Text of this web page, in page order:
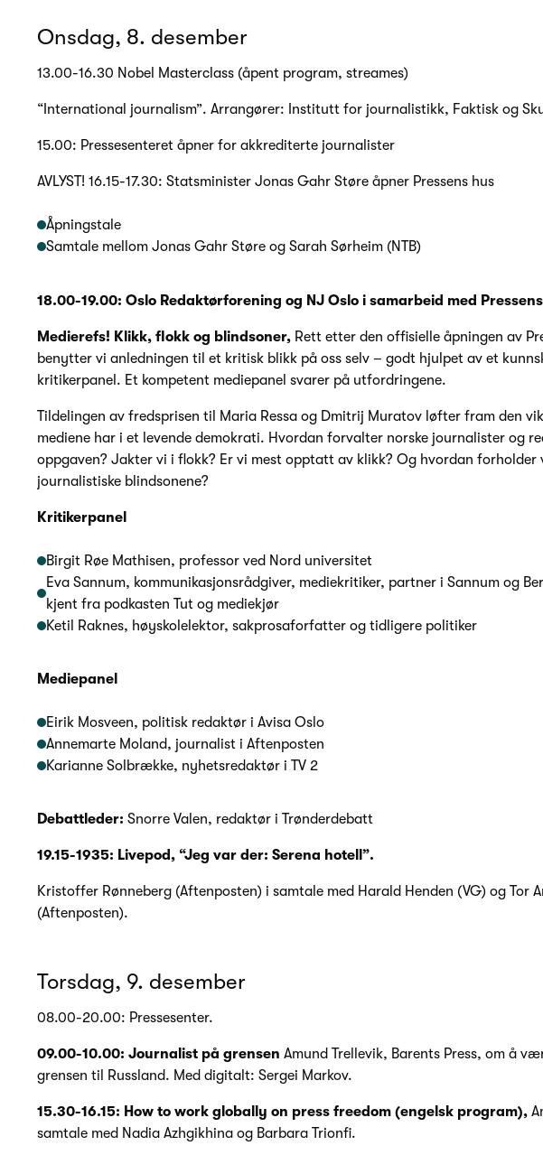
Onsdag, 8. desember
13.00-16.30 Nobel Masterclass (åpent program, streames)
“International journalism”. Arrangører: Institutt for journalistikk, Faktisk og
15.00: Pressesenteret åpner for akkrediterte journalister
AVLYST! 16.15-17.30: Statsminister Jonas Gahr Støre åpner Pressens hus
Åpningstale
Samtale mellom Jonas Gahr Støre og Sarah Sørheim (NTB)
18.00-19.00: Oslo Redaktørforening og NJ Oslo i samarbeid med
Medierefs! Klikk, flokk og blindsoner, Rett etter den offisielle åpningen av
benytter vi anledningen til et kritisk blikk på oss selv – godt hjulpet av et
kritikerpanel. Et kompetent mediepanel svarer på utfordringene.
Tildelingen av fredsprisen til Maria Ressa og Dmitrij Muratov løfter fram den
mediene har i et levende demokrati. Hvordan forvalter norske journalister og
oppgaven? Jakter vi i flokk? Er vi mest opptatt av klikk? Og hvordan forholder
journalistiske blindsonene?
Kritikerpanel
Birgit Røe Mathisen, professor ved Nord universitet
Eva Sannum, kommunikasjonsrådgiver, mediekritiker, partner i Sannum og
kjent fra podkasten Tut og mediekjør
Ketil Raknes, høyskolelektor, sakprosaforfatter og tidligere politiker
Mediepanel
Eirik Mosveen, politisk redaktør i Avisa Oslo
Annemarte Moland, journalist i Aftenposten
Karianne Solbrække, nyhetsredaktør i TV 2
Debattleder: Snorre Valen, redaktør i Trønderdebatt
19.15-1935: Livepod, “Jeg var der: Serena hotell”.
Kristoffer Rønneberg (Aftenposten) i samtale med Harald Henden (VG) og Tor
(Aftenposten).
Torsdag, 9. desember
08.00-20.00: Pressesenter.
09.00-10.00: Journalist på grensen Amund Trellevik, Barents Press, om å
grensen til Russland. Med digitalt: Sergei Markov.
15.30-16.15: How to work globally on press freedom (engelsk program),
samtale med Nadia Azhgikhina og Barbara Trionfi.